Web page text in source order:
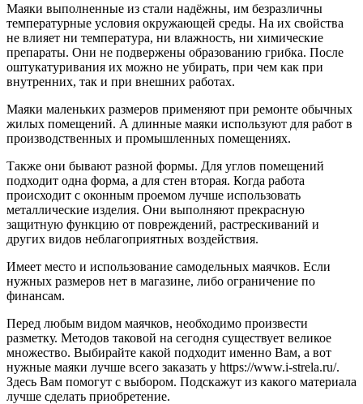
Маяки выполненные из стали надёжны, им безразличны
температурные условия окружающей среды. На их свойства
не влияет ни температура, ни влажность, ни химические
препараты. Они не подвержены образованию грибка. После
оштукатуривания их можно не убирать, при чем как при
внутренних, так и при внешних работах.
Маяки маленьких размеров применяют при ремонте обычных
жилых помещений. А длинные маяки используют для работ в
производственных и промышленных помещениях.
Также они бывают разной формы. Для углов помещений
подходит одна форма, а для стен вторая. Когда работа
происходит с оконным проемом лучше использовать
металлические изделия. Они выполняют прекрасную
защитную функцию от повреждений, растрескиваний и
других видов неблагоприятных воздействия.
Имеет место и использование самодельных маячков. Если
нужных размеров нет в магазине, либо ограничение по
финансам.
Перед любым видом маячков, необходимо произвести
разметку. Методов таковой на сегодня существует великое
множество. Выбирайте какой подходит именно Вам, а вот
нужные маяки лучше всего заказать у https://www.i-strela.ru/.
Здесь Вам помогут с выбором. Подскажут из какого материала
лучше сделать приобретение.